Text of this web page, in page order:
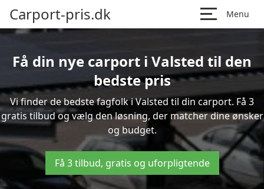
Carport-pris.dk Menu
Få din nye carport i Valsted til den
bedste pris
Vi finder de bedste fagfolk i Valsted til din carport. Få 3
gratis tilbud og vælg den løsning, der matcher dine ønsker
og budget.
Få 3 tilbud, gratis og uforpligtende